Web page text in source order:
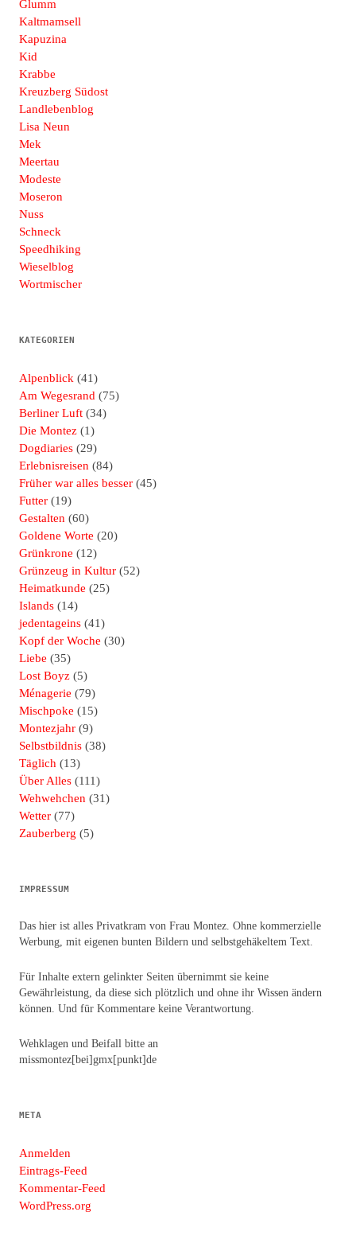
Glumm
Kaltmamsell
Kapuzina
Kid
Krabbe
Kreuzberg Südost
Landlebenblog
Lisa Neun
Mek
Meertau
Modeste
Moseron
Nuss
Schneck
Speedhiking
Wieselblog
Wortmischer
KATEGORIEN
Alpenblick (41)
Am Wegesrand (75)
Berliner Luft (34)
Die Montez (1)
Dogdiaries (29)
Erlebnisreisen (84)
Früher war alles besser (45)
Futter (19)
Gestalten (60)
Goldene Worte (20)
Grünkrone (12)
Grünzeug in Kultur (52)
Heimatkunde (25)
Islands (14)
jedentageins (41)
Kopf der Woche (30)
Liebe (35)
Lost Boyz (5)
Ménagerie (79)
Mischpoke (15)
Montezjahr (9)
Selbstbildnis (38)
Täglich (13)
Über Alles (111)
Wehwehchen (31)
Wetter (77)
Zauberberg (5)
IMPRESSUM
Das hier ist alles Privatkram von Frau Montez. Ohne kommerzielle
Werbung, mit eigenen bunten Bildern und selbstgehäkeltem Text.
Für Inhalte extern gelinkter Seiten übernimmt sie keine
Gewährleistung, da diese sich plötzlich und ohne ihr Wissen ändern
können. Und für Kommentare keine Verantwortung.
Wehklagen und Beifall bitte an
missmontez[bei]gmx[punkt]de
META
Anmelden
Eintrags-Feed
Kommentar-Feed
WordPress.org